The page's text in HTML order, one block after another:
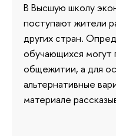
В Высшую школу
поступают жители
других стран.
обучающихся могут
общежитии, а для
альтернативные
материале